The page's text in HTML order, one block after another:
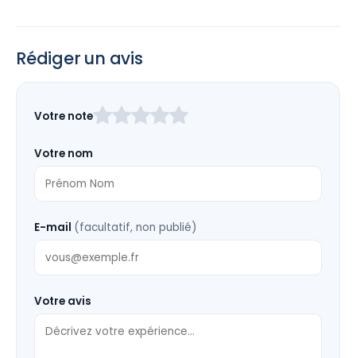
Rédiger un avis
ce
vide
Votre note
Votre nom
E-mail (facultatif, non publié)
Votre avis